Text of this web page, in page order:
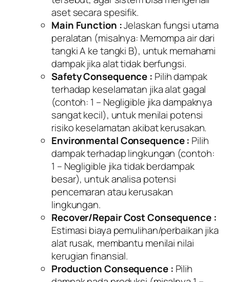
aset secara spesifik.
Main Function :Jelaskan fungsi utama
peralatan (misalnya: Memompa air dari
tangki A ke tangki B), untuk memahami
dampak jika alat tidak berfungsi.
Safety Consequence : Pilih dampak
terhadap keselamatan jika alat gagal
(contoh: 1 – Negligible jika dampaknya
sangat kecil), untuk menilai potensi
risiko keselamatan akibat kerusakan.
Environmental Consequence : Pilih
dampak terhadap lingkungan (contoh:
1 – Negligible jika tidak berdampak
besar), untuk analisa potensi
pencemaran atau kerusakan
lingkungan.
Recover/Repair Cost Consequence :
Estimasi biaya pemulihan/perbaikan jika
alat rusak, membantu menilai nilai
kerugian finansial.
Production Consequence : Pilih